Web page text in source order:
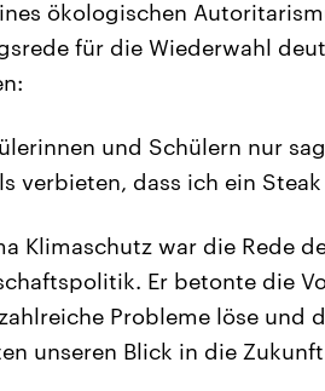
ökologischen
für die Wiederwahl
und Schülern nur
verbieten, dass ich ein Steak
Klimaschutz war die Rede
Er betonte die
Probleme löse und
unseren Blick in die